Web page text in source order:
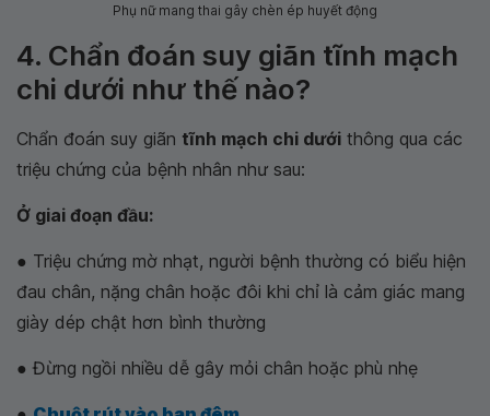
Phụ nữ mang thai gây chèn ép huyết động
4. Chẩn đoán suy giãn tĩnh mạch
chi dưới như thế nào?
Chẩn đoán suy giãn tĩnh mạch chi dưới thông qua các
triệu chứng của bệnh nhân như sau:
Ở giai đoạn đầu:
● Triệu chứng mờ nhạt, người bệnh thường có biểu hiện
đau chân, nặng chân hoặc đôi khi chỉ là cảm giác mang
giày dép chật hơn bình thường
● Đừng ngồi nhiều dễ gây mỏi chân hoặc phù nhẹ